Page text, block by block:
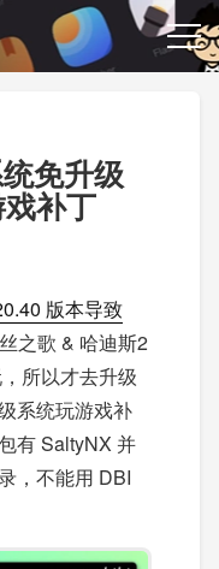
免升级
补丁
版本导致
之歌 & 哈迪斯2
所以才去升级
系统玩游戏补
有 SaltyNX 并
，不能用 DBI